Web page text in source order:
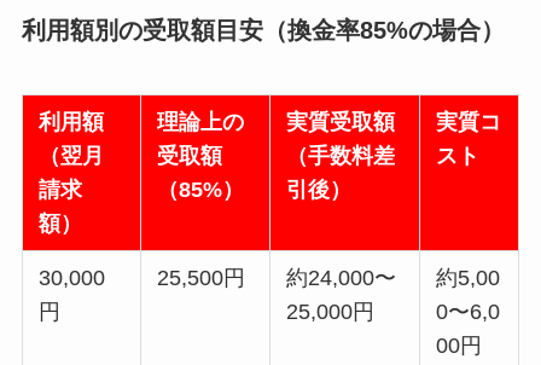
利用額別の受取額目安（換金率85%の場合）
利用額
（翌月
請求
額）
理論上の
受取額
（85%）
実質受取額
（手数料差
引後）
実質コ
スト
30,000
円
25,500円
約24,000〜
25,000円
約5,00
0〜6,0
00円